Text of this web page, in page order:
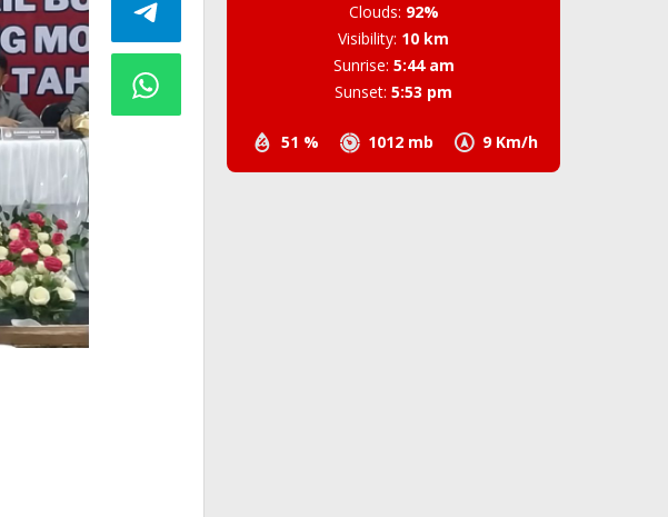
51 % 1012 mb 9 Km/h
Clouds: 92%
Visibility: 10 km
Sunrise: 5:44 am
Sunset: 5:53 pm